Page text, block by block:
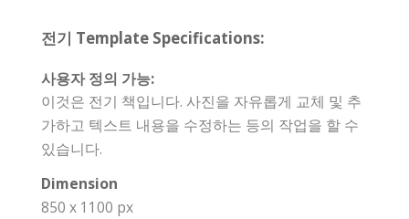
전기 Template Specifications:
사용자 정의 가능:
이것은 전기 책입니다. 사진을 자유롭게 교체 및 추
가하고 텍스트 내용을 수정하는 등의 작업을 할 수
있습니다.
Dimension
850 x 1100 px